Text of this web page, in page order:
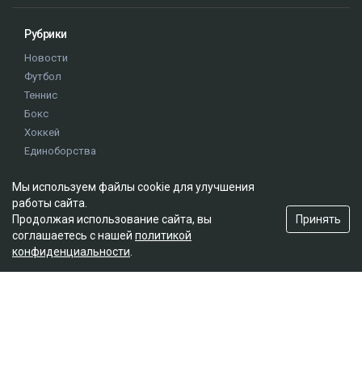
Рубрики
Новости
Футбол
Теннис
Бокс
Хоккей
Единоборства
Олимпиада
Редакция
О проекте
Мы используем файлы cookie для улучшения
работы сайта.
Продолжая использование сайта, вы
соглашаетесь с нашей политикой
конфиденциальности
Принять